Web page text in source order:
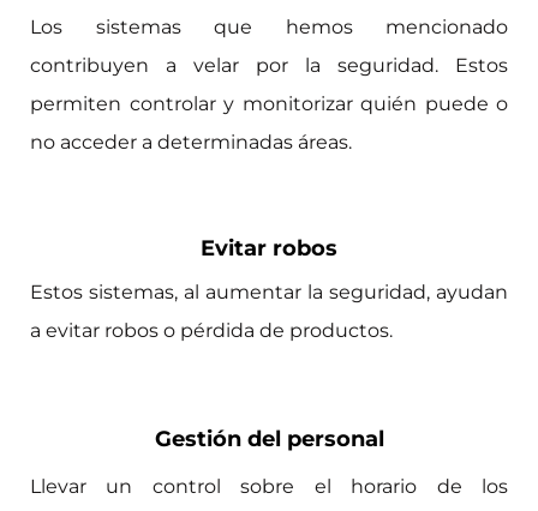
Los sistemas que hemos mencionado
contribuyen a velar por la seguridad. Estos
permiten controlar y monitorizar quién puede o
no acceder a determinadas áreas.
Evitar robos
Estos sistemas, al aumentar la seguridad, ayudan
a evitar robos o pérdida de productos.
Gestión del personal
Llevar un control sobre el horario de los